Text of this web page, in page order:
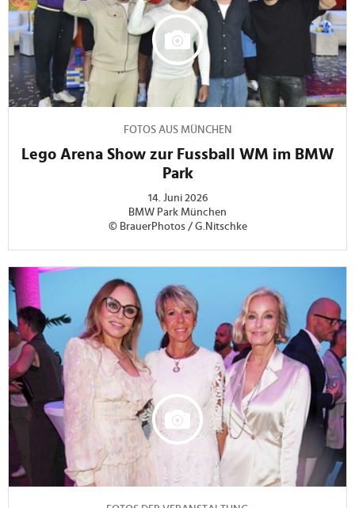
FOTOS AUS MÜNCHEN
Lego Arena Show zur Fussball WM im BMW
Park
14. Juni 2026
BMW Park München
© BrauerPhotos / G.Nitschke